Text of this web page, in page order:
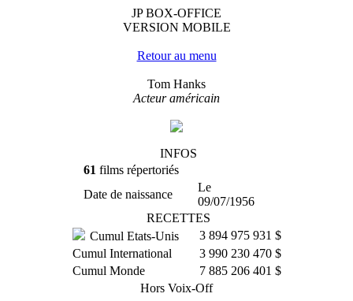
JP BOX-OFFICE
VERSION MOBILE
Retour au menu
Tom Hanks
Acteur américain
INFOS
61 films répertoriés
Date de naissance
Le
09/07/1956
RECETTES
Cumul Etats-Unis
3 894 975 931 $
Cumul International
3 990 230 470 $
Cumul Monde
7 885 206 401 $
Hors Voix-Off